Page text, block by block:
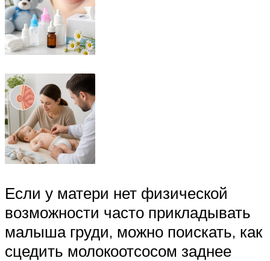
Если у матери нет физической
возможности часто прикладывать
малыша груди, можно поискать, как
сцедить молокоотсосом заднее